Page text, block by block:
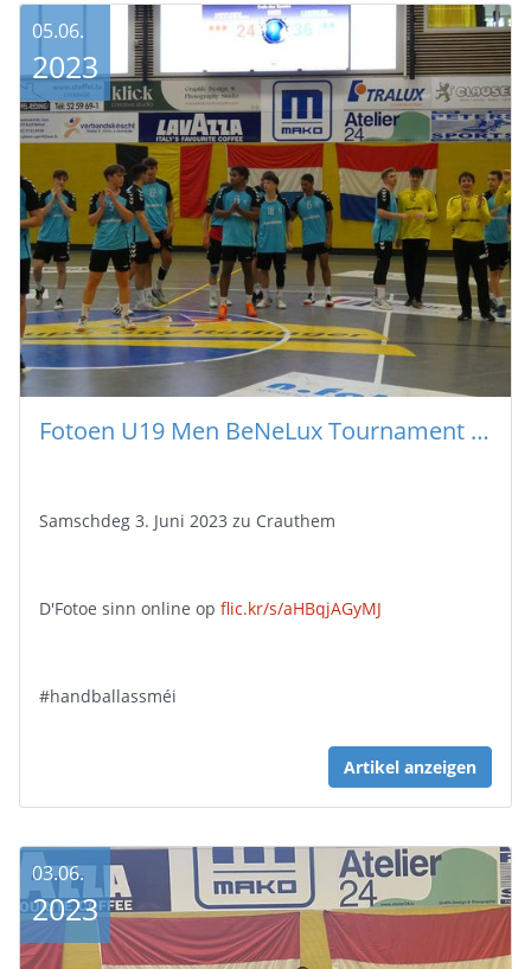
Fotoen U19 Men BeNeLux Tournament 2023
Samschdeg 3. Juni 2023 zu Crauthem
D'Fotoe sinn online op flic.kr/s/aHBqjAGyMJ
#handballassméi
Artikel anzeigen
05.06.
2023
03.06.
2023